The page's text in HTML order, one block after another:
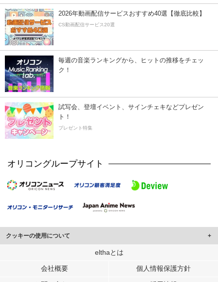
2026年動画配信サービスおすすめ40選【徹底比較】
CS動画配信サービス20選
毎週の音楽ランキングから、ヒットの推移をチェッ
ク！
試写会、登壇イベント、サインチェキなどプレゼン
ト！
プレゼント特集
オリコングループサイト
クッキーの使用について
このサイトでは Cookie を使用して、ユーザーに合わせたコンテンツや広告の
行っています。
elthaとは
会社概要 個人情報保護方針